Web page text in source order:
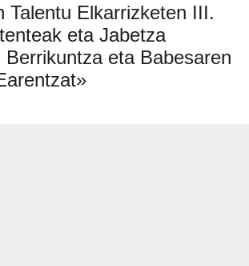
Talentu Elkarrizketen III.
eta Jabetza
Berrikuntza eta Babesaren